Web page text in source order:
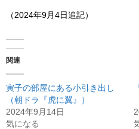
（2024年9月4日追記）
関連
寅子の部屋にある小引き出し
（朝ドラ『虎に翼』）
2024年9月14日
気になる